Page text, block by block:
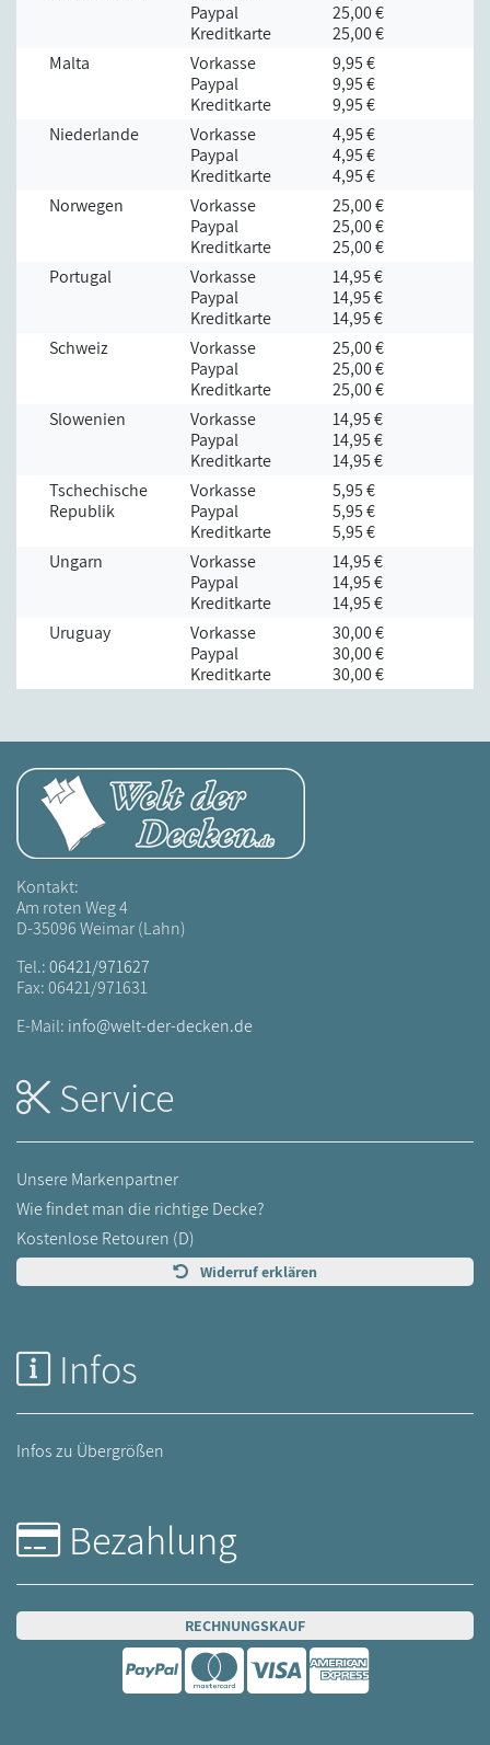
Paypal
Kreditkarte
25,00 €
25,00 €
Malta
Vorkasse
Paypal
Kreditkarte
9,95 €
9,95 €
9,95 €
Niederlande
Vorkasse
Paypal
Kreditkarte
4,95 €
4,95 €
4,95 €
Norwegen
Vorkasse
Paypal
Kreditkarte
25,00 €
25,00 €
25,00 €
Portugal
Vorkasse
Paypal
Kreditkarte
14,95 €
14,95 €
14,95 €
Schweiz
Vorkasse
Paypal
Kreditkarte
25,00 €
25,00 €
25,00 €
Slowenien
Vorkasse
Paypal
Kreditkarte
14,95 €
14,95 €
14,95 €
Tschechische
Republik
Vorkasse
Paypal
Kreditkarte
5,95 €
5,95 €
5,95 €
Ungarn
Vorkasse
Paypal
Kreditkarte
14,95 €
14,95 €
14,95 €
Uruguay
Vorkasse
Paypal
Kreditkarte
30,00 €
30,00 €
30,00 €
Kontakt:
Am roten Weg 4
D-35096 Weimar (Lahn)
Tel.:06421/971627
Fax: 06421/971631
E-Mail: info@welt-der-decken.de
Service
Unsere Markenpartner
Wie findet man die richtige Decke?
Kostenlose Retouren (D)
Widerruf erklären
Infos
Infos zu Übergrößen
Bezahlung
RECHNUNGSKAUF